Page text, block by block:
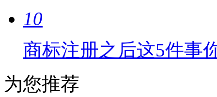
10
商标注册之后这5件事
为您推荐